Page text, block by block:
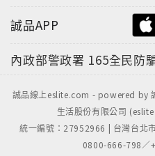
誠品APP
內政部警政署 165全民防
誠品線上eslite.com - powered by
生活股份有限公司
統一編號：27952966 | 台灣台北
0800-666-798／